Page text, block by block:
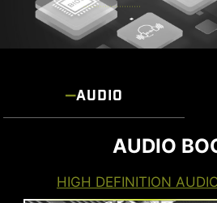
AUDIO
AUDIO
HIGH DEFINITION